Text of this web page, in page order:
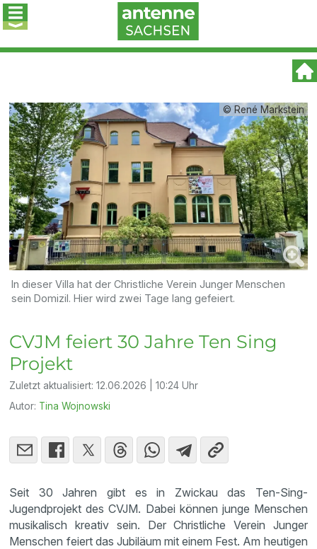
© René Markstein
In dieser Villa hat der Christliche Verein Junger Menschen
sein Domizil. Hier wird zwei Tage lang gefeiert.
CVJM feiert 30 Jahre Ten Sing
Projekt
Zuletzt aktualisiert:12.06.2026 | 10:24 Uhr
Autor: Tina Wojnowski
Seit 30 Jahren gibt es in Zwickau das Ten-Sing-
Jugendprojekt des CVJM. Dabei können junge Menschen
musikalisch kreativ sein. Der Christliche Verein Junger
Menschen feiert das Jubiläum mit einem Fest. Am heutigen